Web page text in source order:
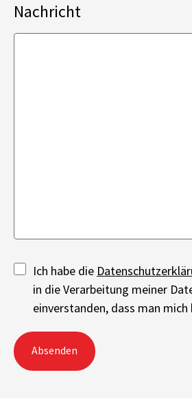
Nachricht
Ich habe die
in die Verarbeitung meiner
einverstanden, dass man
Absenden